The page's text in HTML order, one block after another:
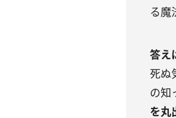
る魔
答え
死ぬ
の知
を丸